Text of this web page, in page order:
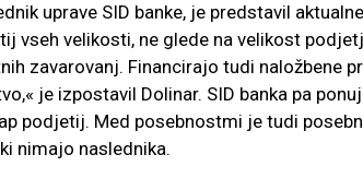
uprave SID banke, je predstavil
vseh velikosti, ne glede na velikost
zavarovanj. Financirajo tudi naložbene
je izpostavil Dolinar. SID banka pa
podjetij. Med posebnostmi je tudi
nimajo naslednika.